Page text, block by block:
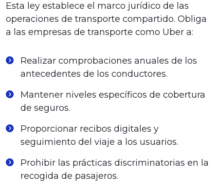
Esta ley establece el marco jurídico de las
operaciones de transporte compartido. Obliga
a las empresas de transporte como Uber a:
Realizar comprobaciones anuales de los
antecedentes de los conductores.
Mantener niveles específicos de cobertura
de seguros.
Proporcionar recibos digitales y
seguimiento del viaje a los usuarios.
Prohibir las prácticas discriminatorias en la
recogida de pasajeros.